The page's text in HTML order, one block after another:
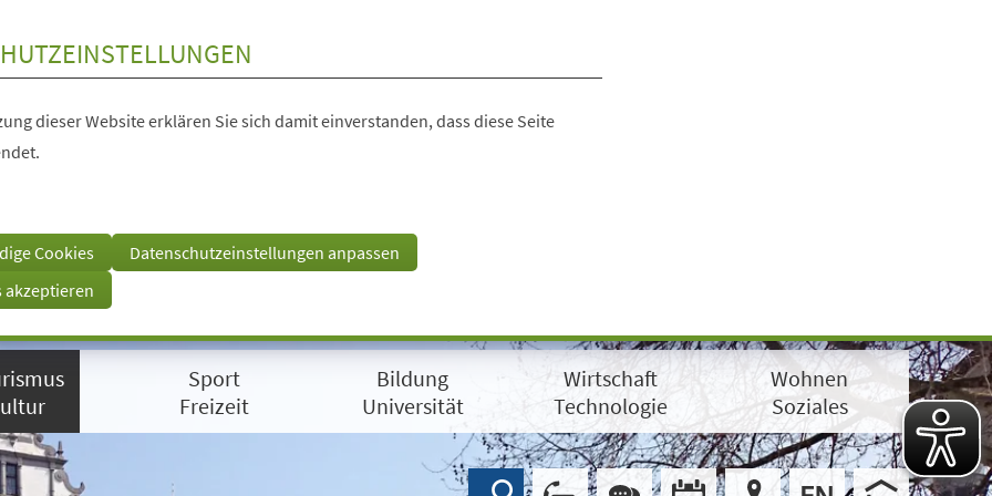
dieser Website erklären Sie sich damit einverstanden, dass diese Seite
Cookies
Datenschutzeinstellungen anpassen
akzeptieren
Sport
Freizeit
Bildung
Universität
Wirtschaft
Technologie
Wohnen
Soziales